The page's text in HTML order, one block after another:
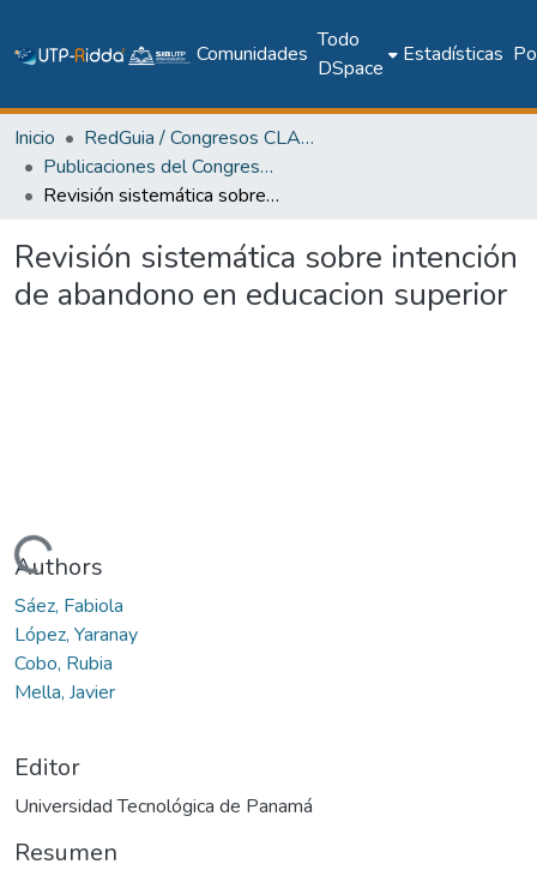
Comunidades
Todo
DSpace
Estadísticas
Inicio
RedGuia / Congresos CLABES
Publicaciones del Congreso Internacional CLABES
Revisión sistemática sobre intención de abandono en educacion superior
Revisión sistemática sobre intención
de abandono en educacion superior
Authors
Sáez, Fabiola
López, Yaranay
Cobo, Rubia
Mella, Javier
Editor
Universidad Tecnológica de Panamá
Resumen